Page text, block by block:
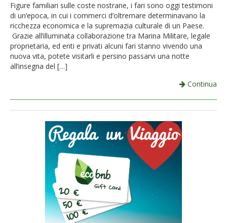
Figure familiari sulle coste nostrane, i fari sono oggi testimoni
di un’epoca, in cui i commerci d’oltremare determinavano la
ricchezza economica e la supremazia culturale di un Paese.
Grazie all’illuminata collaborazione tra Marina Militare, legale
proprietaria, ed enti e privati alcuni fari stanno vivendo una
nuova vita, potete visitarli e persino passarvi una notte
all’insegna del […]
Continua